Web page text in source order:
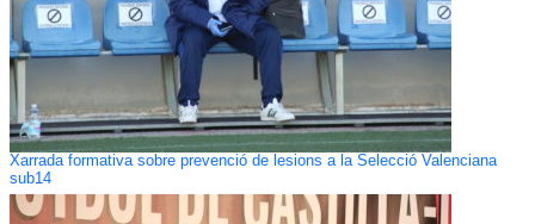
Xarrada formativa sobre prevenció de lesions a la Selecció Valenciana
sub14